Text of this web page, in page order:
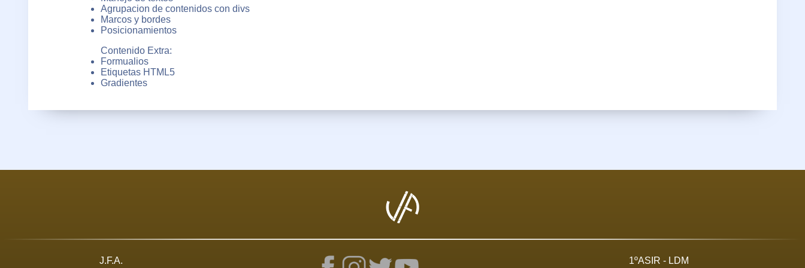
Agrupacion de contenidos con divs
Marcos y bordes
Posicionamientos
Contenido Extra:
Formualios
Etiquetas HTML5
Gradientes
J.F.A. 1ºASIR - LDM